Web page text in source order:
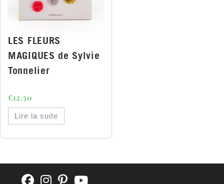
LES FLEURS
MAGIQUES de Sylvie
Tonnelier
€12.50
Lire la suite